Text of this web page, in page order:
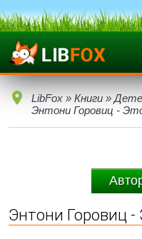
LibFox » Книги »
Энтони Горовиц -
Энтони Горовиц -